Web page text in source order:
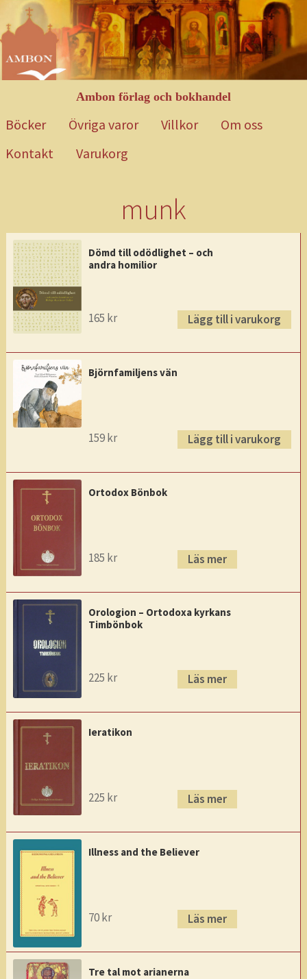
Hoppa
till
till
Ambon förlag och bokhandel
Böcker Övriga varor Villkor
Om oss
Kontakt
Varukorg
Varukorg Varukorg 2
munk
Dömd till odödlighet – och
andra homilior
165 kr Lägg till i varukorg
Björnfamiljens vän
159kr Lägg till i varukorg
Ortodox Bönbok
185 kr Läs mer
Orologion – Ortodoxa kyrkans
Timbönbok
225 kr Läs mer
Ieratikon
225 kr Läs mer
Illness and the Believer
70kr Läs mer
Tre tal mot arianerna